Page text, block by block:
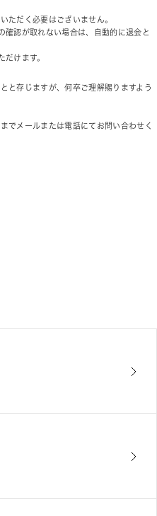
ただく必要はございません。
確認が取れない場合は、自動的に退会と
だけます。
と存じますが、何卒ご理解賜りますよう
でメールまたは電話にてお問い合わせく